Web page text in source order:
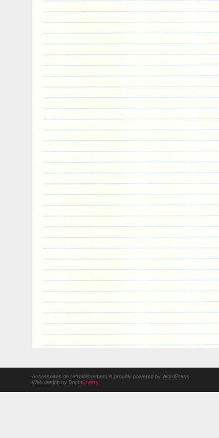
musisz zrobic, to przeslac nam zdjecie
numer referencyjny swojego produktu.
certeza de que esta peça corresponde
enviar-nos uma fotografia da ficha
da sua peça.
Accessoires de refroidissement is proudly powered by WordPress
Web design by BrightCherry.